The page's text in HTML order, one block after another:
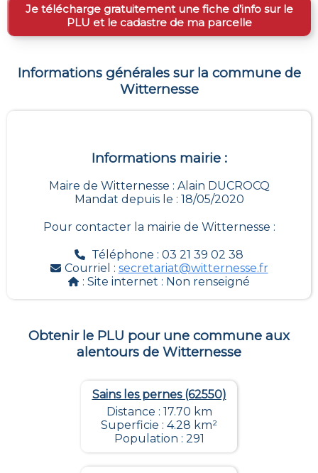
Je télécharge gratuitement une fiche d’info sur le
PLU et le cadastre de ma parcelle
Informations générales sur la commune de
Witternesse
Informations mairie :
Maire de Witternesse : Alain DUCROCQ
Mandat depuis le : 18/05/2020
Pour contacter la mairie de Witternesse :
Téléphone : 03 21 39 02 38
Courriel : secretariat@witternesse.fr
: Site internet : Non renseigné
Obtenir le PLU pour une commune aux
alentours de Witternesse
Sains les pernes (62550)
Distance : 17.70 km
Superficie : 4.28 km²
Population : 291